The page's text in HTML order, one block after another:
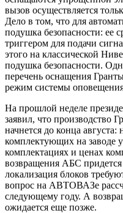
вызов осуществляется
Дело в том, что для
подушка безопасности: ее
триггером для подачи
этого на классической
подушка безопасности.
перечень оснащения
режим системы оповещения
На прошлой неделе
заявил, что производство
начнется до конца
комплектующих на
комплектациях и ценах
возвращения АБС
локализация блоков
вопрос на АВТОВАЗе
следующему году. А
ожидается еще позже.